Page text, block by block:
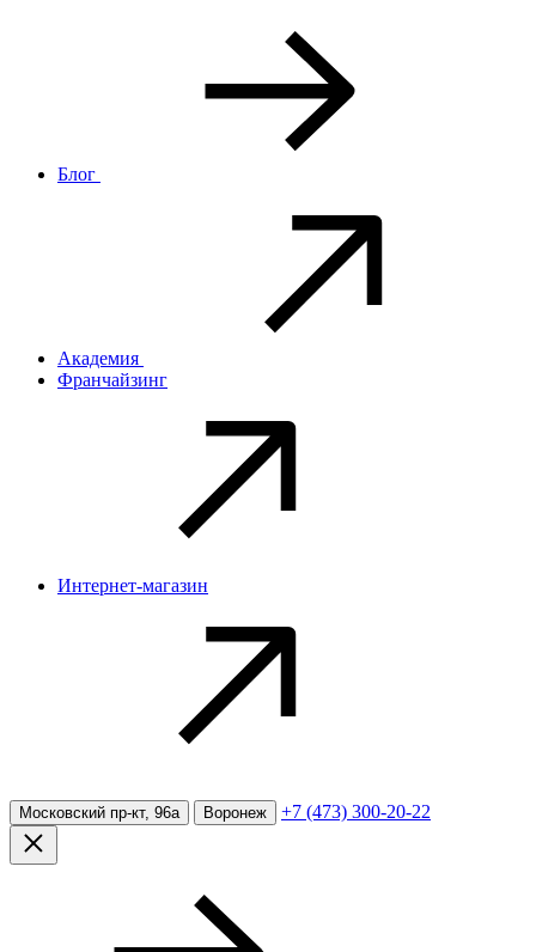
Блог
Академия
Франчайзинг
Интернет-магазин
Московский пр-кт, 96а Воронеж +7 (473) 300-20-22